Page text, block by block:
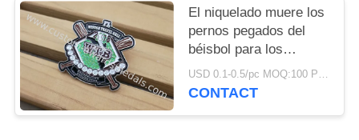
El niquelado muere los
pernos pegados del
béisbol para los
regalos de cumpleañosUSD 0.1-0.5/pc MOQ:100 PC por diseño
CONTACT